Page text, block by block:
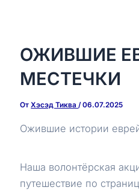
ОЖИВШИЕ
МЕСТЕЧКИ
ОтХэсэд Тиква/06.07.2025
Ожившие истории
Наша волонтёрская
путешествие по